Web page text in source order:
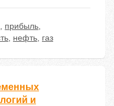
, прибыль,
, нефть, газ
и